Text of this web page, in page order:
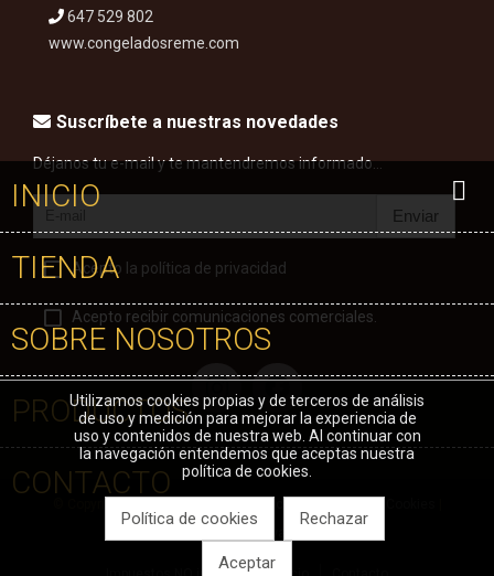
INICIO
TIENDA
SOBRE NOSOTROS
PRODUCTOS
CONTACTO
647 529 802
www.congeladosreme.com
Suscríbete a nuestras novedades
Déjanos tu e-mail y te mantendremos informado...
Enviar
Acepto la política de privacidad
Acepto recibir comunicaciones comerciales.
Utilizamos cookies propias y de terceros de análisis
de uso y medición para mejorar la experiencia de
uso y contenidos de nuestra web. Al continuar con
la navegación entendemos que aceptas nuestra
política de cookies.
Política de cookies Rechazar
Aceptar